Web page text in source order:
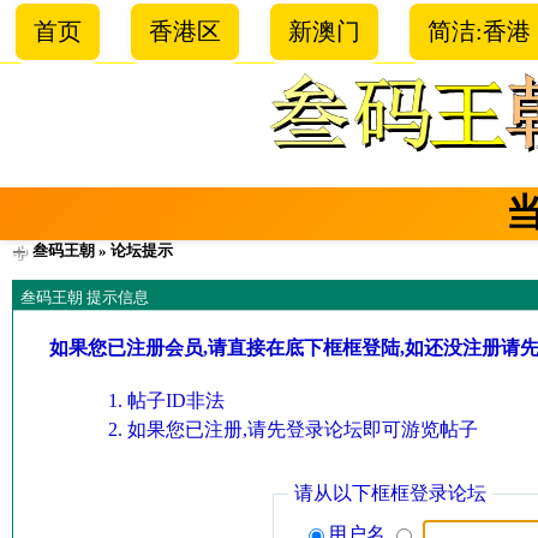
首页 香港区 新澳门 简洁:香港
叁码王朝 » 论坛提示
叁码王朝 提示信息
如果您已注册会员,请直接在底下框框登陆,如还没注册请
帖子ID非法
如果您已注册,请先登录论坛即可游览帖子
请从以下框框登录论坛
用户名